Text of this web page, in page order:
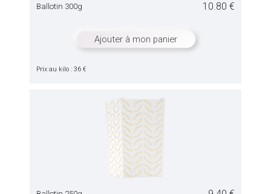
Ballotin 300g 10.80 €
Ajouter à mon panier
Prix au kilo : 36 €